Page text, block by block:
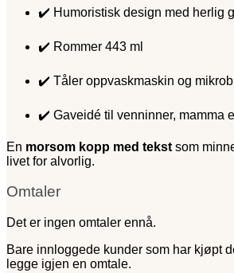
✔️ Humoristisk design med herlig
✔️ Rommer 443 ml
✔️ Tåler oppvaskmaskin og
✔️ Gaveidé til venninner, mamma
En morsom kopp med tekst som
livet for alvorlig.
Omtaler
Det er ingen omtaler ennå.
Bare innloggede kunder som har kjøpt
legge igjen en omtale.